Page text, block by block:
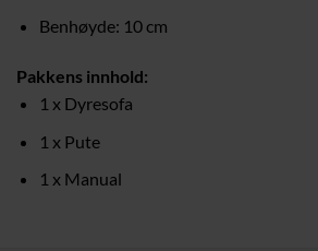
Benhøyde: 10 cm
Pakkens innhold:
1 x Dyresofa
1 x Pute
1 x Manual